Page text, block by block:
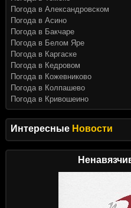
Интересные Новости
Погода в Александровском
Погода в Асино
Погода в Бакчаре
Погода в Белом Яре
Погода в Каргаске
Погода в Кедровом
Погода в Кожевниково
Погода в Колпашево
Погода в Кривошеино